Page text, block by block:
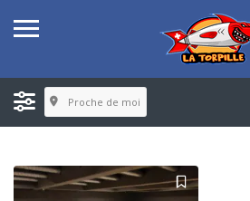
Proche de moi